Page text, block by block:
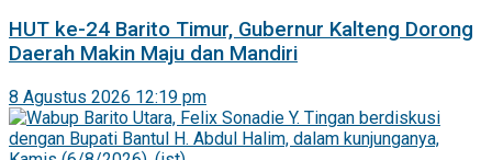
HUT ke-24 Barito Timur, Gubernur Kalteng Dorong
Daerah Makin Maju dan Mandiri
8 Agustus 2026 12:19 pm